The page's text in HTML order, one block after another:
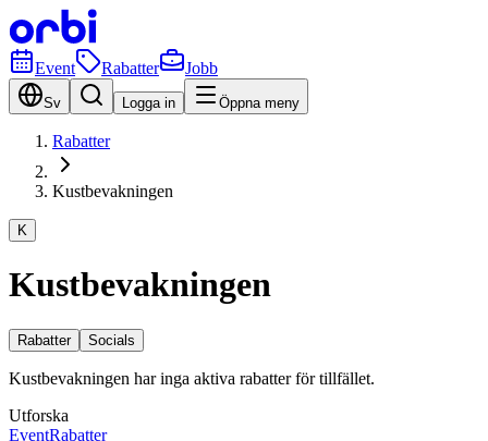
Event Rabatter Jobb
Sv Logga in Öppna meny
Rabatter
Kustbevakningen
K
Kustbevakningen
Rabatter Socials
Kustbevakningen har inga aktiva rabatter för tillfället.
Utforska
EventRabatter